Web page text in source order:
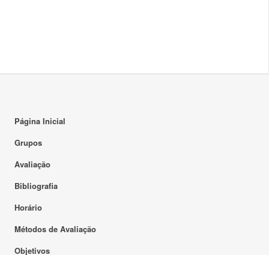
Página Inicial
Grupos
Avaliação
Bibliografia
Horário
Métodos de Avaliação
Objetivos